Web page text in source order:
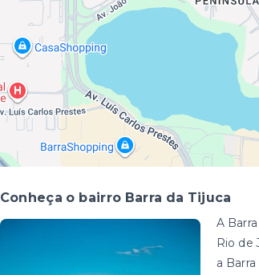
Conheça o bairro Barra da Tijuca
A
Rio de
a